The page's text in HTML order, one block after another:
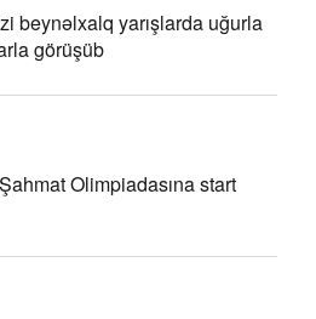
beynəlxalq yarışlarda uğurla
görüşüb
Olimpiadasına start